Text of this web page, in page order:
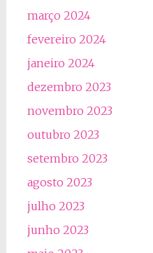
março 2024
fevereiro 2024
janeiro 2024
dezembro 2023
novembro 2023
outubro 2023
setembro 2023
agosto 2023
julho 2023
junho 2023